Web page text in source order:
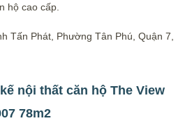
hộ cao cấp.
Tấn Phát, Phường Tân Phú, Quận 7,
nội thất căn hộ The View
78m2